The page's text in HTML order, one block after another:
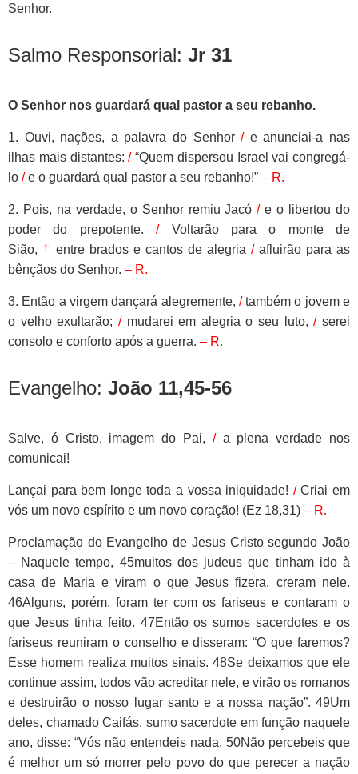
Senhor.
Salmo Responsorial: Jr 31
O Senhor nos guardará qual pastor a seu rebanho.
1. Ouvi, nações, a palavra do Senhor/e anunciai-a nas
ilhas mais distantes:/“Quem dispersou Israel vai congregá-
lo /e o guardará qual pastor a seu rebanho!” – R.
2. Pois, na verdade, o Senhor remiu Jacó/e o libertou do
poder do prepotente./Voltarão para o monte de
Sião, † entre brados e cantos de alegria /afluirão para as
bênçãos do Senhor. – R.
3. Então a virgem dançará alegremente, /também o jovem e
o velho exultarão; /mudarei em alegria o seu luto,/serei
consolo e conforto após a guerra. – R.
Evangelho: João 11,45-56
Salve, ó Cristo, imagem do Pai, /a plena verdade nos
comunicai!
Lançai para bem longe toda a vossa iniquidade! /Criai em
vós um novo espírito e um novo coração! (Ez 18,31) – R.
Proclamação do Evangelho de Jesus Cristo segundo João
– Naquele tempo, 45muitos dos judeus que tinham ido à
casa de Maria e viram o que Jesus fizera, creram nele.
46Alguns, porém, foram ter com os fariseus e contaram o
que Jesus tinha feito. 47Então os sumos sacerdotes e os
fariseus reuniram o conselho e disseram: “O que faremos?
Esse homem realiza muitos sinais. 48Se deixamos que ele
continue assim, todos vão acreditar nele, e virão os romanos
e destruirão o nosso lugar santo e a nossa nação”. 49Um
deles, chamado Caifás, sumo sacerdote em função naquele
ano, disse: “Vós não entendeis nada. 50Não percebeis que
é melhor um só morrer pelo povo do que perecer a nação